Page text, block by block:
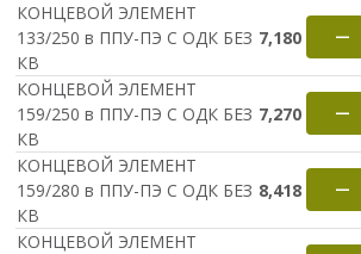
Ваш номер телефона
Выбранные товары
КОНЦЕВОЙ ЭЛЕМЕНТ
133/250 в ППУ-ПЭ С ОДК БЕЗ
КВ
7,180 —
КОНЦЕВОЙ ЭЛЕМЕНТ
159/250 в ППУ-ПЭ С ОДК БЕЗ
КВ
7,270 —
КОНЦЕВОЙ ЭЛЕМЕНТ
159/280 в ППУ-ПЭ С ОДК БЕЗ
КВ
8,418 —
КОНЦЕВОЙ ЭЛЕМЕНТ